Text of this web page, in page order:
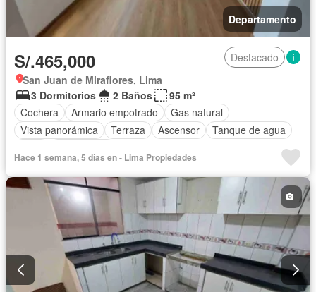
Departamento
S/.465,000
Destacado
San Juan de Miraflores, Lima
3 Dormitorios
2 Baños
95 m²
Cochera
Armario empotrado
Gas natural
Vista panorámica
Terraza Ascensor
Tanque de agua
Hace 1 semana, 5 días en - Lima Propiedades